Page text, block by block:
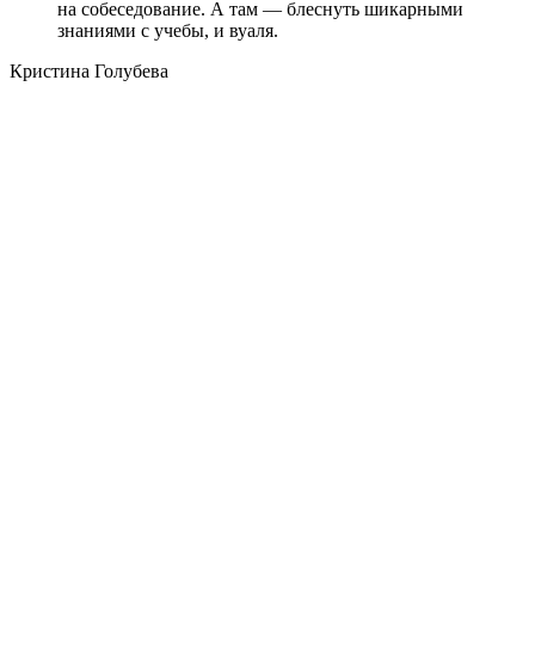
на собеседование. А там — блеснуть шикарными
знаниями с учебы, и вуаля.
Кристина Голубева